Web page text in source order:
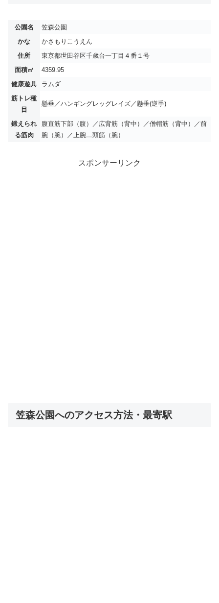
公園名
笠森公園
かな
かさもりこうえん
住所
東京都世田谷区千歳台一丁目４番１号
面積㎡
4359.95
健康遊具
ラムダ
筋トレ種
目
懸垂／ハンギングレッグレイズ／懸垂(逆手)
鍛えられ
る筋肉
腹直筋下部（腹）／広背筋（背中）／僧帽筋（背中）／前
腕（腕）／上腕二頭筋（腕）
スポンサーリンク
笠森公園へのアクセス方法・最寄駅